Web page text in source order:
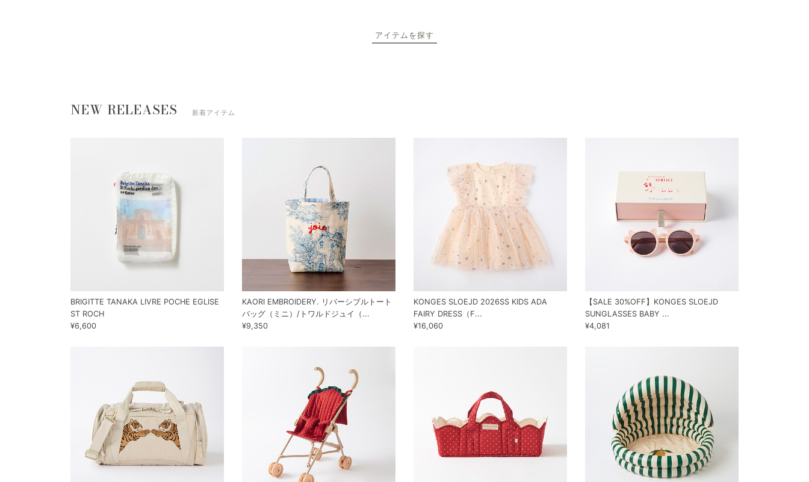
アイテムを探す
NEW RELEASES 新着アイテム
BRIGITTE TANAKA LIVRE POCHE EGLISE
ST ROCH
¥6,600
KAORI EMBROIDERY. リバーシブルトート
バッグ（ミニ）/トワルドジュイ（...
¥9,350
KONGES SLOEJD 2026SS KIDS ADA
FAIRY DRESS（F...
¥16,060
【SALE 30%OFF】KONGES SLOEJD
SUNGLASSES BABY ...
¥4,081